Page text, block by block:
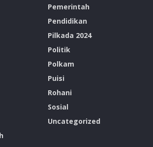
Pemerintah
Pendidikan
Pilkada 2024
Politik
Polkam
Puisi
Rohani
Sosial
Uncategorized